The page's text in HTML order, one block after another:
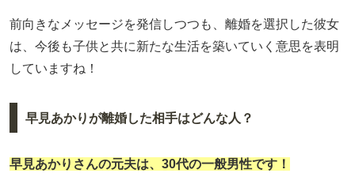
前向きなメッセージを発信しつつも、離婚を選択した彼女
は、今後も子供と共に新たな生活を築いていく意思を表明
していますね！
早見あかりが離婚した相手はどんな人？
早見あかり さんの元夫は、30代の一般男性です！